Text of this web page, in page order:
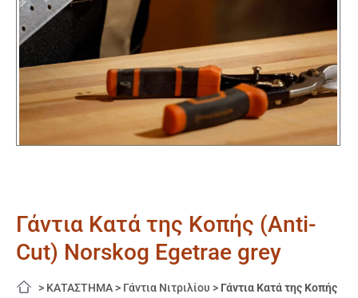
Γάντια Κατά της Κοπής (Anti-
Cut) Norskog Egetrae grey
> ΚΑΤΑΣΤΗΜΑ > Γάντια Νιτριλίου > Γάντια Κατά της Κοπής